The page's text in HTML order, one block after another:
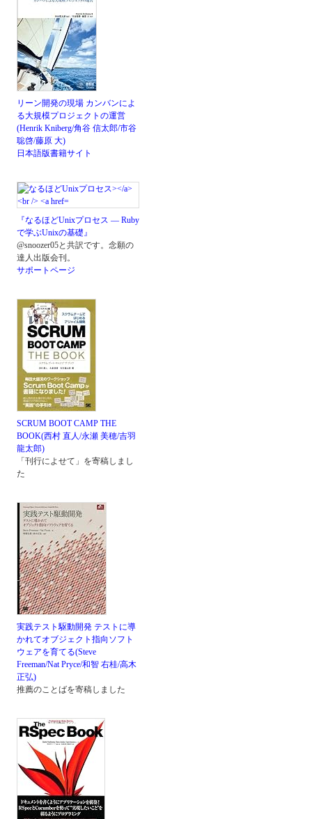
リーン開発の現場 カンバンによ
る大規模プロジェクトの運営
(Henrik Kniberg/角谷 信太郎/市谷
聡啓/藤原 大)
日本語版書籍サイト
『なるほどUnixプロセス ― Ruby
で学ぶUnixの基礎』
@snoozer05と共訳です。念願の
達人出版会刊。
サポートページ
SCRUM BOOT CAMP THE
BOOK(西村 直人/永瀬 美穂/吉羽
龍太郎)
「刊行によせて」を寄稿しまし
た
実践テスト駆動開発 テストに導
かれてオブジェクト指向ソフト
ウェアを育てる(Steve
Freeman/Nat Pryce/和智 右桂/高木
正弘)
推薦のことばを寄稿しました